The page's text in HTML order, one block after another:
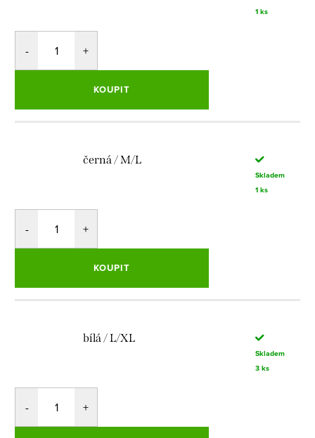
1 ks
KOUPIT
černá / M/L
Skladem
1 ks
KOUPIT
bílá / L/XL
Skladem
3 ks